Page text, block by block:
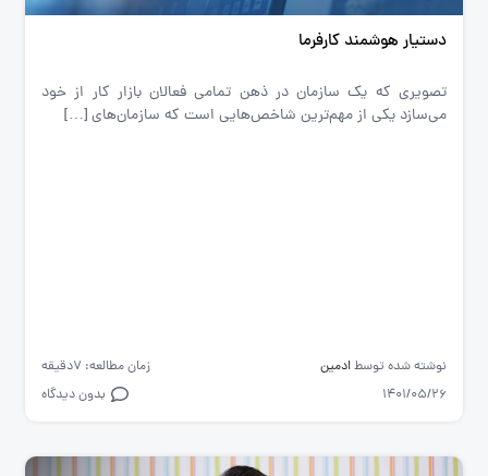
دستیار هوشمند کارفرما
تصویری که یک سازمان در ذهن تمامی فعالان بازار کار از خود
می‌سازد یکی از مهم‌ترین شاخص‌هایی است که سازمان‌های […]
نوشته شده توسطادمین
زمان مطالعه: 7دقیقه
1401/05/26
بدون دیدگاه